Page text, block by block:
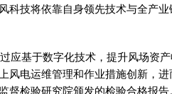
技将依靠自身领先技术与全产
基于数字化技术，提升风场资
电运维管理和作业措施创新，
检验研究院颁发的检验合格报